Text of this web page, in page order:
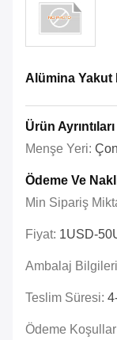
Alümina Yakut
Ürün Ayrıntıları
Menşe Yeri:
Ödeme Ve
Min Sipariş
Fiyat: 1USD-
Ambalaj
Teslim Süresi:
Ödeme